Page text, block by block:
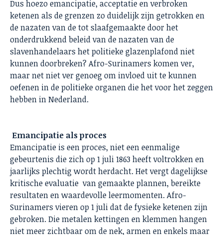
Dus hoezo emancipatie, acceptatie en verbroken
ketenen als de grenzen zo duidelijk zijn getrokken en
de nazaten van de tot slaafgemaakte door het
onderdrukkend beleid van de nazaten van de
slavenhandelaars het politieke glazenplafond niet
kunnen doorbreken? Afro-Surinamers komen ver,
maar net niet ver genoeg om invloed uit te kunnen
oefenen in de politieke organen die het voor het zeggen
hebben in Nederland.
Emancipatie als proces
Emancipatie is een proces, niet een eenmalige
gebeurtenis die zich op 1 juli 1863 heeft voltrokken en
jaarlijks plechtig wordt herdacht. Het vergt dagelijkse
kritische evaluatie van gemaakte plannen, bereikte
resultaten en waardevolle leermomenten. Afro-
Surinamers vieren op 1 juli dat de fysieke ketenen zijn
gebroken. Die metalen kettingen en klemmen hangen
niet meer zichtbaar om de nek, armen en enkels maar